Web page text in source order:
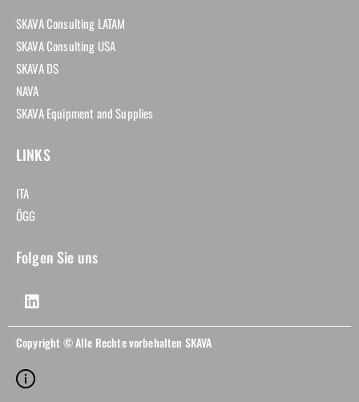
SKAVA Consulting LATAM
SKAVA Consulting USA
SKAVA DS
NAVA
SKAVA Equipment and Supplies
LINKS
ITA
ÖGG
Folgen Sie uns
Copyright © Alle Rechte vorbehalten SKAVA